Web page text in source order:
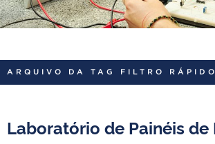
EDITAIS
INTERNACIONAL
PORTARIAS
ARQUIVO DA TAG FILTRO RÁPIDO
Laboratório de Painéis de